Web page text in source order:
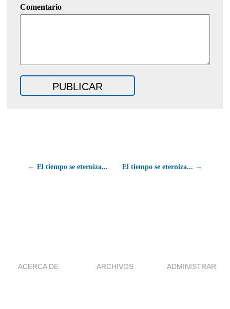
Comentario
← El tiempo se eterniza... El tiempo se eterniza... →
ACERCA DE ARCHIVOS ADMINISTRAR